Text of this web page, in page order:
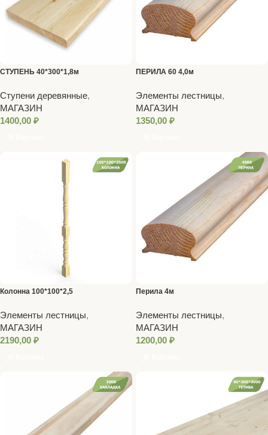
СТУПЕНЬ 40*300*1,8м
Ступени деревянные,
МАГАЗИН
1400,00 ₽
ПЕРИЛА 60 4,0м
Элементы лестницы,
МАГАЗИН
1350,00 ₽
Колонна 100*100*2,5
Элементы лестницы,
МАГАЗИН
2190,00 ₽
Перила 4м
Элементы лестницы,
МАГАЗИН
1200,00 ₽